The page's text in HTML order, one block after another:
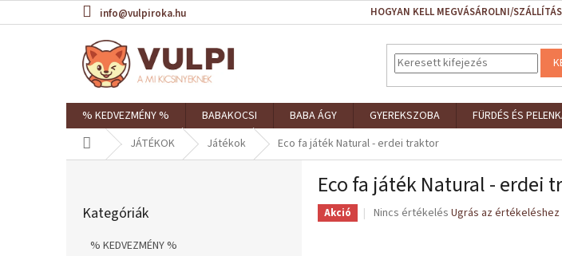
a
info@vulpiroka.hu HOGYAN KELL MEGVÁSÁROLNI/
% KEDVEZMÉNY % BABAKOCSI BABA ÁGY GYEREKSZOBA FÜRDÉS ÉS
KezdőlapJÁTÉKOK Játékok Eco fa játék Natural - erdei traktor
átugrása
Kategóriák
% KEDVEZMÉNY %
Eco fa játék Natural - erdei
Akció
A
Nincs értékelés Ugrás az értékeléshez